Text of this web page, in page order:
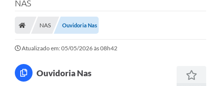
NAS
NAS Ouvidoria Nas
Atualizado em: 05/05/2026 às 08h42
Ouvidoria Nas